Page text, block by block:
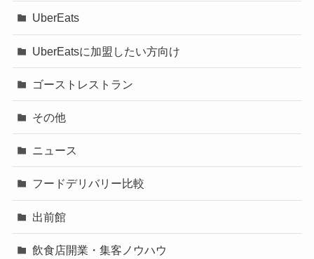
UberEats
UberEatsに加盟したい方向け
ゴーストレストラン
その他
ニュース
フードデリバリー比較
出前館
飲食店開業・集客ノウハウ